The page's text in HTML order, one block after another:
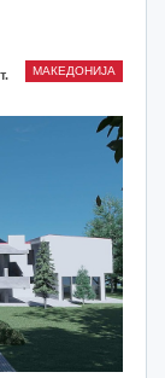
МАКЕДОНИЈА